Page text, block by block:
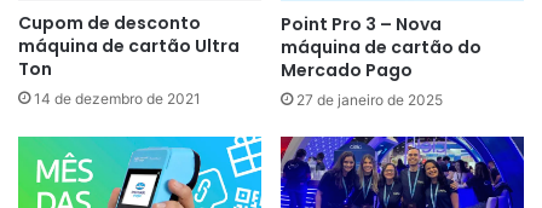
Cupom de desconto
máquina de cartão Ultra
Ton
14 de dezembro de 2021
Point Pro 3 – Nova
máquina de cartão do
Mercado Pago
27 de janeiro de 2025